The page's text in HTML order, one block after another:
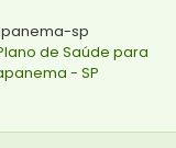
sp
de Saúde para
- SP